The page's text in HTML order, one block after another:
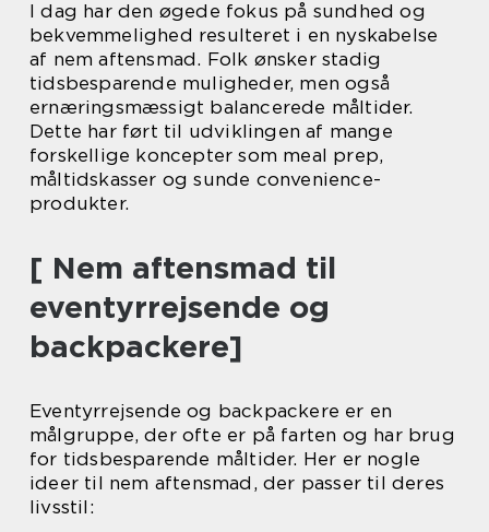
I dag har den øgede fokus på sundhed og
bekvemmelighed resulteret i en nyskabelse
af nem aftensmad. Folk ønsker stadig
tidsbesparende muligheder, men også
ernæringsmæssigt balancerede måltider.
Dette har ført til udviklingen af mange
forskellige koncepter som meal prep,
måltidskasser og sunde convenience-
produkter.
[ Nem aftensmad til
eventyrrejsende og
backpackere]
Eventyrrejsende og backpackere er en
målgruppe, der ofte er på farten og har brug
for tidsbesparende måltider. Her er nogle
ideer til nem aftensmad, der passer til deres
livsstil: